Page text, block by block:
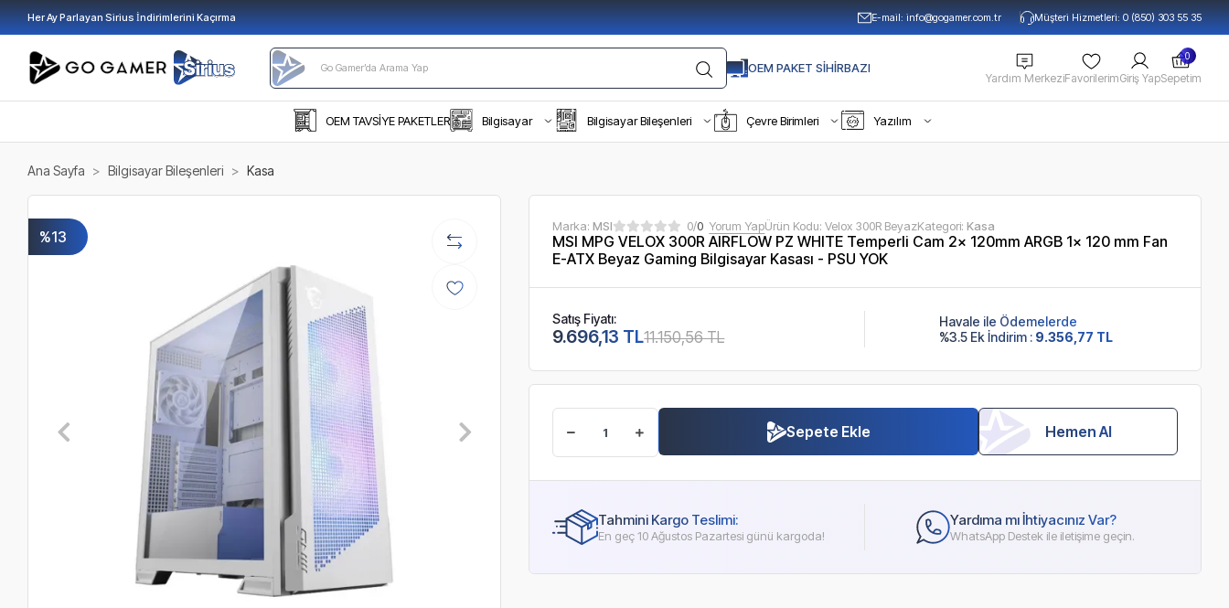
Her Ay Parlayan Sirius İndirimlerini Kaçırma E-mail:info@gogamer.com.tr Müşteri Hizmetleri: 0 (850) 303 55 35
OEM PAKET SIHIRBAZI
Yardım MerkeziFavorilerimGiriş Yap
0
Sepetim
OEM TAVSİYE PAKETLER Bilgisayar Bilgisayar Bileşenleri Çevre Birimleri Yazılım
Ana Sayfa Bilgisayar Bileşenleri Kasa
%13
Marka:MSI 0/0 Yorum YapÜrün Kodu:Velox 300R BeyazKategori:Kasa
MSI MPG VELOX 300R AIRFLOW PZ WHITE Temperli Cam 2x 120mm ARGB 1x 120 mm Fan
E-ATX Beyaz Gaming Bilgisayar Kasası - PSU YOK
Satış Fiyatı:
9.696,13 TL11.150,56 TL
Havale ile Ödemelerde
%3.5 Ek İndirim : 9.356,77 TL
Sepete Ekle Hemen Al
Tahmini Kargo Teslimi:
En geç 10 Ağustos Pazartesi günü kargoda!
Yardıma mı İhtiyacınız Var?
WhatsApp Destek ile iletişime geçin.